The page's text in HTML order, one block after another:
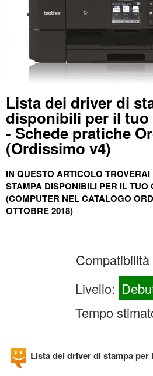
Lista dei driver di
disponibili per il tuo
- Schede pratiche
(Ordissimo v4)
IN QUESTO ARTICOLO
STAMPA DISPONIBILI PER IL TUO
(COMPUTER NEL CATALOGO
OTTOBRE 2018)
Compatibilità
Livello:
Tempo
Lista dei driver di stampa